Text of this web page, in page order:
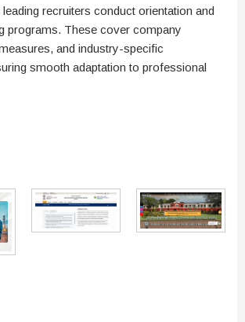
leading recruiters conduct orientation and
programs. These cover company
and industry-specific
smooth adaptation to professional